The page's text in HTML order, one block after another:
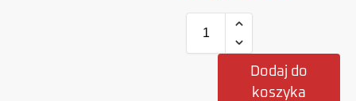
Dodaj do
koszyka